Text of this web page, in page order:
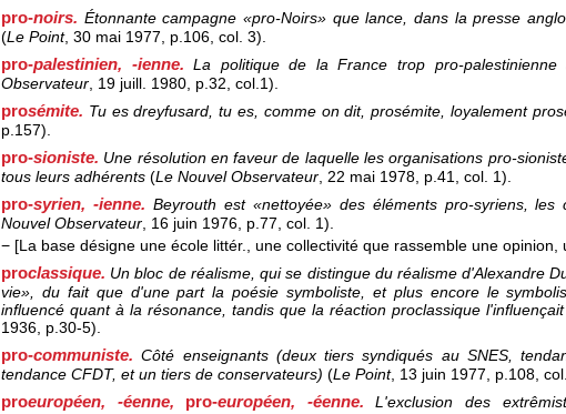
pro-noirs. Étonnante campagne «pro-Noirs» que lance, dans la presse
(Le Point, 30 mai 1977 , p.106, col. 3).
pro-palestinien, -ienne.La politique de la France trop pro-
Observateur , 19 juill. 1980 , p.32, col.1).
prosémite. Tu es dreyfusard, tu es, comme on dit, prosémite, loyalement
p.157).
pro-sioniste. Une résolution en faveur de laquelle les organisations pro-
tous leurs adhérents (Le Nouvel Observateur , 22 mai 1978 , p.41, col. 1).
pro-syrien, -ienne. Beyrouth est «nettoyée» des éléments pro-syriens,
Nouvel Observateur , 16 juin 1976 , p.77, col. 1).
− [La base désigne une école littér., une collectivité que rassemble une opinion,
proclassique. Un bloc de réalisme, qui se distingue du réalisme d'Alexandre
vie», du fait que d'une part la poésie symboliste, et plus encore le
influencé quant à la résonance, tandis que la réaction proclassique
1936 , p.30-5).
pro-communiste.Côté enseignants (deux tiers syndiqués au SNES,
tendance CFDT, et un tiers de conservateurs) (Le Point, 13 juin 1977 , p.108,
proeuropéen, -éenne, pro-européen, -éenne.L'exclusion des